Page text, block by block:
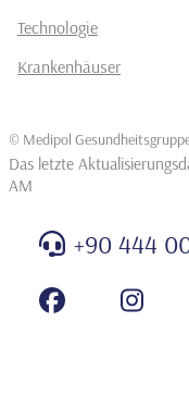
Technologie
Krankenhäuser
© Medipol
Das letzte
AM
+90 444